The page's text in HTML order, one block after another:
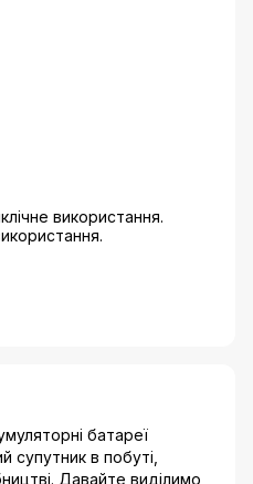
використання.
батареї
супутник в побуті,
Давайте виділимо